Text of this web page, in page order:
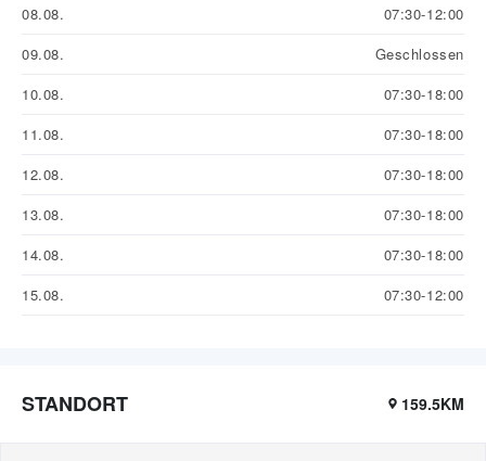
08.08.
07:30-12:00
09.08.
Geschlossen
10.08.
07:30-18:00
11.08.
07:30-18:00
12.08.
07:30-18:00
13.08.
07:30-18:00
14.08.
07:30-18:00
15.08.
07:30-12:00
STANDORT 159.5KM